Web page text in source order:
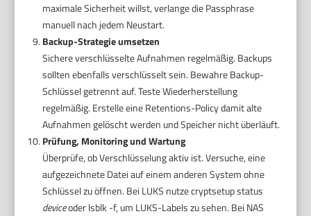
maximale Sicherheit willst, verlange die Passphrase
manuell nach jedem Neustart.
Backup-Strategie umsetzen
Sichere verschlüsselte Aufnahmen regelmäßig. Backups
sollten ebenfalls verschlüsselt sein. Bewahre Backup-
Schlüssel getrennt auf. Teste Wiederherstellung
regelmäßig. Erstelle eine Retentions-Policy damit alte
Aufnahmen gelöscht werden und Speicher nicht überläuft.
Prüfung, Monitoring und Wartung
Überprüfe, ob Verschlüsselung aktiv ist. Versuche, eine
aufgezeichnete Datei auf einem anderen System ohne
Schlüssel zu öffnen. Bei LUKS nutze cryptsetup status
deviceoder lsblk -f, um LUKS-Labels zu sehen. Bei NAS